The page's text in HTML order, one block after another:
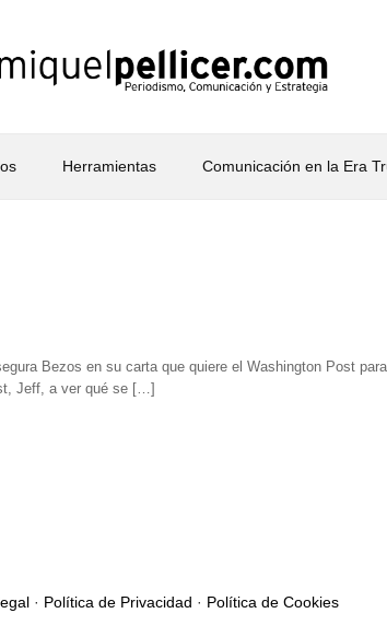
Herramientas Comunicación en la Era
Bezos en su carta que quiere el Washington Post
Jeff, a ver qué se […]
· Política de Privacidad · Política de Cookies